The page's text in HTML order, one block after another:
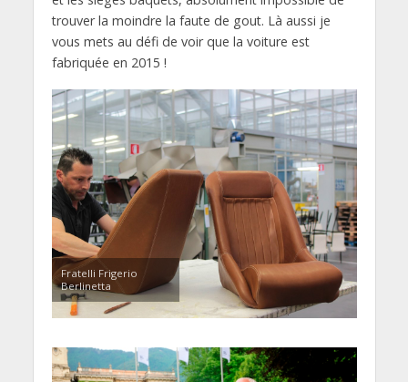
trouver la moindre la faute de gout. Là aussi je
vous mets au défi de voir que la voiture est
fabriquée en 2015 !
Fratelli Frigerio
Berlinetta